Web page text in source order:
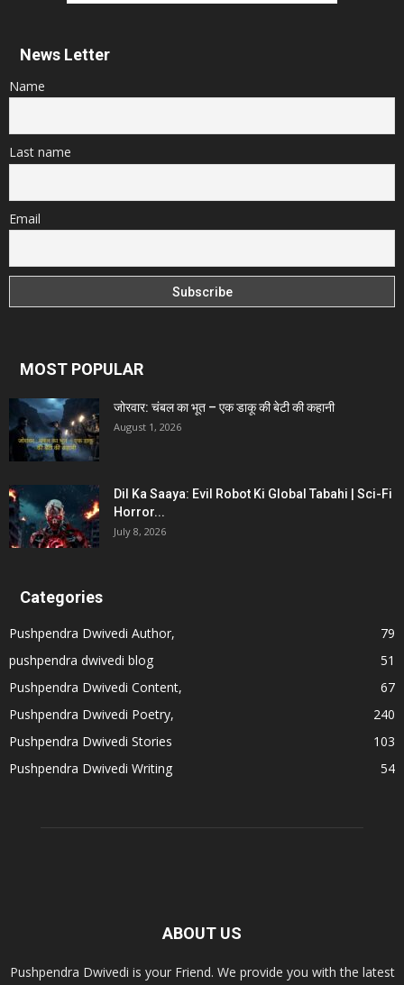
News Letter
Name
Last name
Email
MOST POPULAR
जोरवार: चंबल का भूत – एक डाकू की बेटी की कहानी
August 1, 2026
Dil Ka Saaya: Evil Robot Ki Global Tabahi | Sci-Fi
Horror...
July 8, 2026
Categories
Pushpendra Dwivedi Author,
79
pushpendra dwivedi blog
51
Pushpendra Dwivedi Content,
67
Pushpendra Dwivedi Poetry,
240
Pushpendra Dwivedi Stories
103
Pushpendra Dwivedi Writing
54
ABOUT US
Pushpendra Dwivedi is your Friend. We provide you with the latest